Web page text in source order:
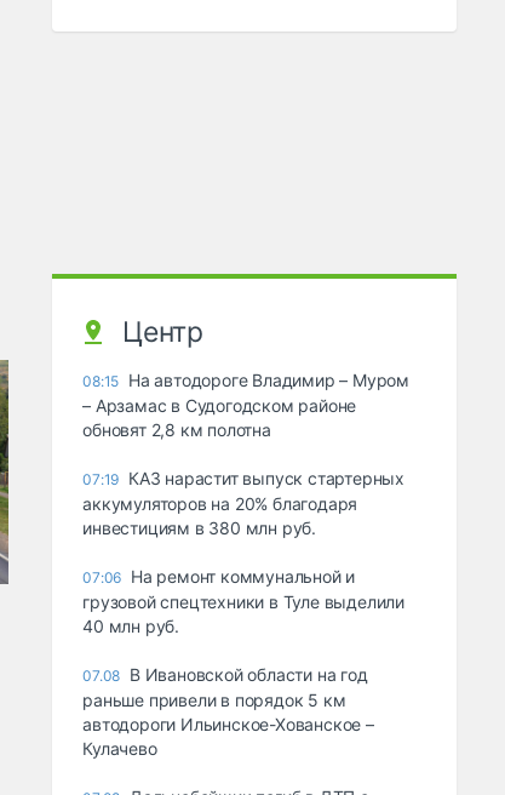
Центр
08:15 На автодороге Владимир – Муром
– Арзамас в Судогодском районе
обновят 2,8 км полотна
07:19 КАЗ нарастит выпуск стартерных
аккумуляторов на 20% благодаря
инвестициям в 380 млн руб.
07:06 На ремонт коммунальной и
грузовой спецтехники в Туле выделили
40 млн руб.
07.08 В Ивановской области на год
раньше привели в порядок 5 км
автодороги Ильинское-Хованское –
Кулачево